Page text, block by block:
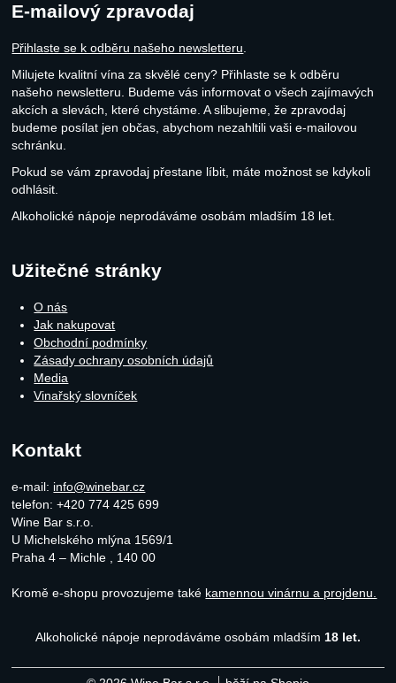
E-mailový zpravodaj
Přihlaste se k odběru našeho newsletteru
Milujete kvalitní vína za skvělé ceny? Přihlaste se k odběru
našeho newsletteru. Budeme vás informovat o všech zajímavých
akcích a slevách, které chystáme. A slibujeme, že zpravodaj
budeme posílat jen občas, abychom nezahltili vaši e-mailovou
schránku.
Pokud se vám zpravodaj přestane líbit, máte možnost se kdykoli
odhlásit.
Alkoholické nápoje neprodáváme osobám mladším 18 let.
Užitečné stránky
O nás
Jak nakupovat
Obchodní podmínky
Zásady ochrany osobních údajů
Media
Vinařský slovníček
Kontakt
e-mail: info@winebar.cz
telefon: +420 774 425 699
Wine Bar s.r.o.
U Michelského mlýna 1569/1
Praha 4 – Michle
140 00
Kromě e-shopu provozujeme také kamennou vinárnu a projdenu.
Alkoholické nápoje neprodáváme osobám mladším 18 let.